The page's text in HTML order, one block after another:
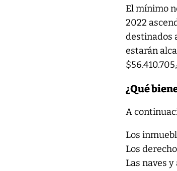
El mínimo
2022
destinados
estarán
¿Qué
A
Los
Los
Las naves